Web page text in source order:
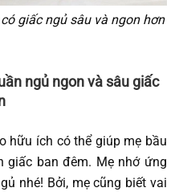
giấc ngủ sâu và ngon hơn
ngủ ngonvà sâu giấc
hữu ích có thể giúp mẹ bầu
giấc ban đêm. Mẹ nhớ ứng
nhé! Bởi, mẹ cũng biết vai